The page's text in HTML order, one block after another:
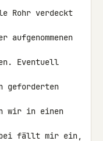
Rohr verdeckt
Eventuell
geforderten
wir in einen
fällt mir ein,